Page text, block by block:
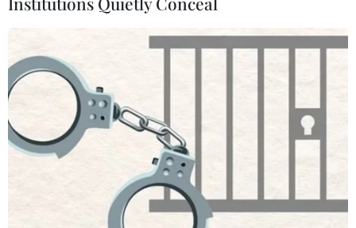
Ảnh minh họa. (Nguồn: TTXVN)
Hành vi Trung Quốc ngang nhiên hạ đặt giàn
khoan Hải Dương-981 (Haiyang Shiyou-981)